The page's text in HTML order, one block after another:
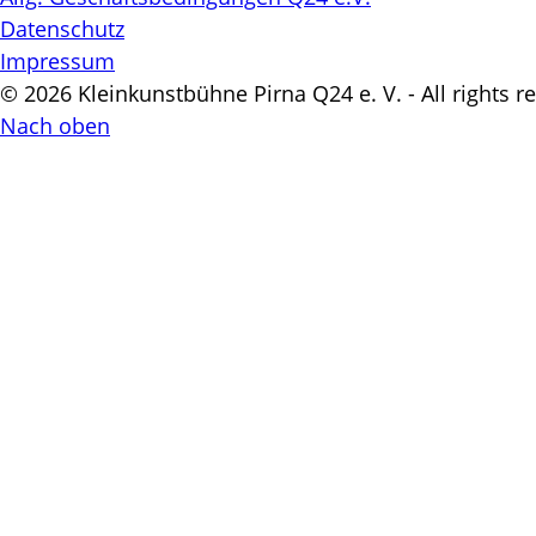
Datenschutz
Impressum
© 2026 Kleinkunstbühne Pirna Q24 e. V. - All rights
Nach oben